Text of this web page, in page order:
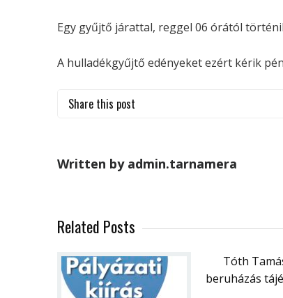
Egy gyűjtő járattal, reggel 06 órától
A hulladékgyűjtő edényeket ezért kérik
Share this post
Written by admin.tarnamera
Related Posts
Tóth
beruházás